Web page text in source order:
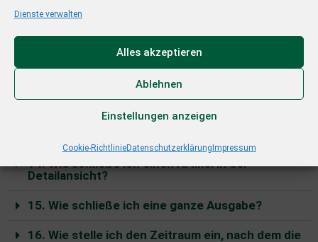
Dienste verwalten
Alles akzeptieren
Ablehnen
Einstellungen anzeigen
Cookie-RichtlinieDatenschutzerklärung Impressum
ausdrucken?
11. Wie kann ich mir Artikel vorlesen lassen?
12. Kann ich innerhalb der Detailansicht weitere
Artikel lesen, ohne diese Darstellung verlassen
13. Wie kann ich Bildergalerien in meinem E-
14. Wie schließe ich einen Artikel in der
Detailansicht?
15. Wie schließe ich eine ganze Ausgabe?
16. Wie stelle ich den Zeitraum ein, nach dem die